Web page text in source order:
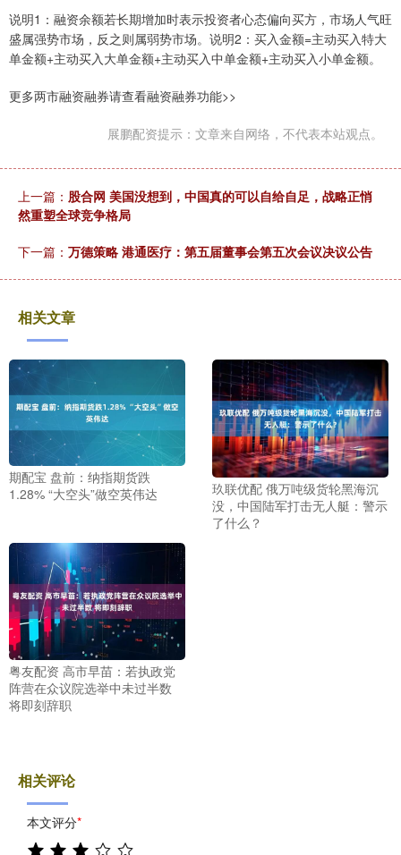
说明1：融资余额若长期增加时表示投资者心态偏向买方，市场人气旺
盛属强势市场，反之则属弱势市场。说明2：买入金额=主动买入特大
单金额+主动买入大单金额+主动买入中单金额+主动买入小单金额。
更多两市融资融券请查看融资融券功能>>
展鹏配资提示：文章来自网络，不代表本站观点。
上一篇： 股合网 美国没想到，中国真的可以自给自足，战略正悄
然重塑全球竞争格局
下一篇： 万德策略 港通医疗：第五届董事会第五次会议决议公告
相关文章
期配宝 盘前：纳指期货跌
1.28% “大空头”做空英伟达
玖联优配 俄万吨级货轮黑海沉
没，中国陆军打击无人艇：警示
了什么？
粤友配资 高市早苗：若执政党
阵营在众议院选举中未过半数
将即刻辞职
相关评论
本文评分*